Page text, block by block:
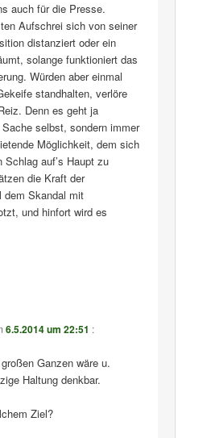
auch für die Presse.
Aufschrei sich von seiner
distanziert oder ein
solange funktioniert das
Würden aber einmal
standhalten, verlöre
Denn es geht ja
selbst, sondern immer
Möglichkeit, dem sich
Schlag auf’s Haupt zu
die Kraft der
dem Skandal mit
und hinfort wird es
6.5.2014 um 22:51 :
Ganzen wäre u.
Haltung denkbar.
Ziel?